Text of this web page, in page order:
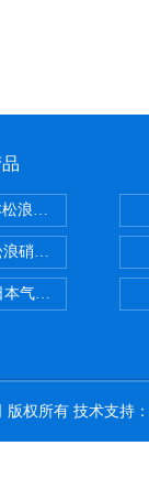
松浪硝子玻璃制品载
硝子载玻片
气体分割器
版权所有 技术支持：